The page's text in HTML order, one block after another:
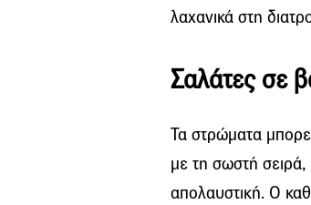
λαχανικά στη
Σαλάτες σε
Τα στρώματα
με τη σωστή σειρά,
απολαυστική. Ο